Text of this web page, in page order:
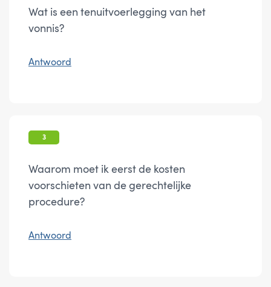
Wat is een tenuitvoerlegging van het
vonnis?
Antwoord
3
Waarom moet ik eerst de kosten
voorschieten van de gerechtelijke
procedure?
Antwoord